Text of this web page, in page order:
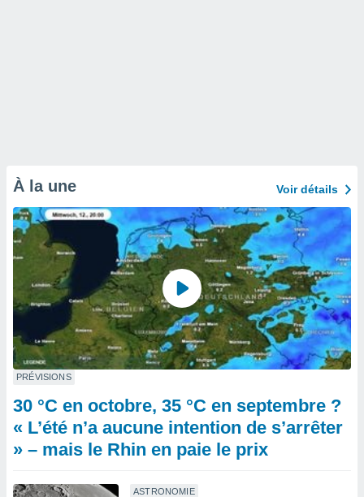
À la une Voir détails
PRÉVISIONS
30 °C en octobre, 35 °C en septembre ?
« L’été n’a aucune intention de s’arrêter
» – mais le Rhin en paie le prix
ASTRONOMIE